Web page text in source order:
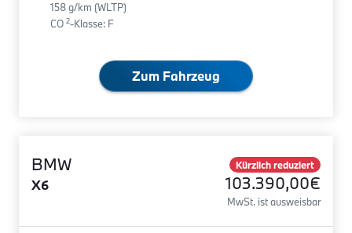
158 g/km (WLTP)
CO 2-Klasse: F
Zum Fahrzeug
BMW
X6
Kürzlich reduziert
103.390,00€
MwSt. ist ausweisbar